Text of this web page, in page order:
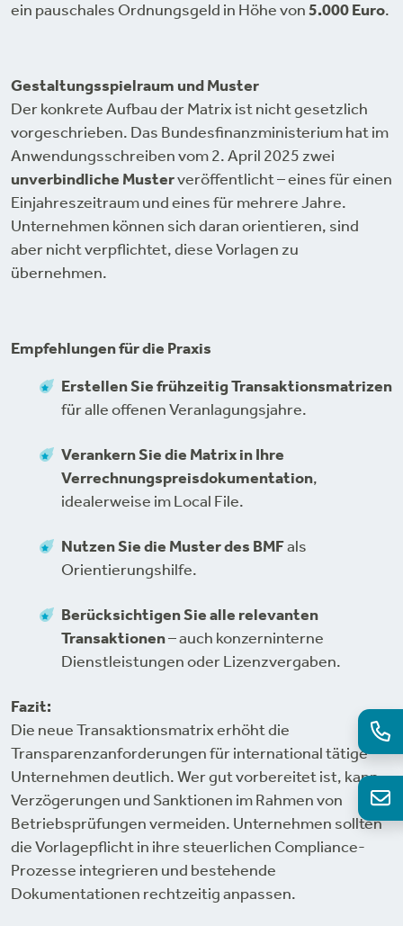
ein pauschales Ordnungsgeld in Höhe von5.000 Euro.
Gestaltungsspielraum und Muster
Der konkrete Aufbau der Matrix ist nicht gesetzlich
vorgeschrieben. Das Bundesfinanzministerium hat im
Anwendungsschreiben vom 2. April 2025 zwei
unverbindliche Musterveröffentlicht – eines für einen
Einjahreszeitraum und eines für mehrere Jahre.
Unternehmen können sich daran orientieren, sind
aber nicht verpflichtet, diese Vorlagen zu
übernehmen.
Empfehlungen für die Praxis
Erstellen Sie frühzeitig Transaktionsmatrizen
für alle offenen Veranlagungsjahre.
Verankern Sie die Matrix in Ihre
Verrechnungspreisdokumentation,
idealerweise im Local File.
Nutzen Sie die Muster des BMFals
Orientierungshilfe.
Berücksichtigen Sie alle relevanten
Transaktionen– auch konzerninterne
Dienstleistungen oder Lizenzvergaben.
Fazit:
Die neue Transaktionsmatrix erhöht die
Transparenzanforderungen für international tätige
Unternehmen deutlich. Wer gut vorbereitet ist, kann
Verzögerungen und Sanktionen im Rahmen von
Betriebsprüfungen vermeiden. Unternehmen sollten
die Vorlagepflicht in ihre steuerlichen Compliance-
Prozesse integrieren und bestehende
Dokumentationen rechtzeitig anpassen.